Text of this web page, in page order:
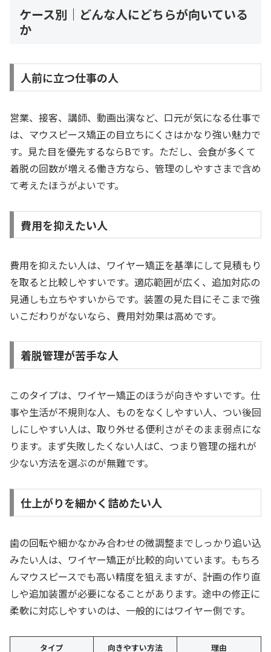
ケース別｜どんな人にどちらが向いている
か
人前に立つ仕事の人
営業、接客、講師、動画出演など、口元が気になる仕事で
は、マウスピース矯正の目立ちにくさはかなり強い魅力で
す。見た目を優先するならBです。ただし、会食が多くて
着脱の回数が増える働き方なら、管理のしやすさまで含め
て考えたほうがよいです。
費用を抑えたい人
費用を抑えたい人は、ワイヤー矯正を基準にして見積もり
を取ると比較しやすいです。適応範囲が広く、追加対応の
見通しも立ちやすいからです。装置の見た目にそこまで強
いこだわりがないなら、費用対効果は高めです。
着脱管理が苦手な人
このタイプは、ワイヤー矯正のほうが向きやすいです。仕
事や生活が不規則な人、ものをなくしやすい人、つい後回
しにしやすい人は、取り外せる便利さがそのまま弱点にな
ります。まず失敗したくない人はC、つまり管理の揺れが
少ない方法を選ぶのが無難です。
仕上がりを細かく詰めたい人
歯の回転や細かなかみ合わせの微調整までしっかり追い込
みたい人は、ワイヤー矯正が比較的向いています。もちろ
んマウスピースでも高い精度を狙えますが、計画の作り直
しや追加装置が必要になることがあります。途中の修正に
柔軟に対応しやすいのは、一般的にはワイヤー側です。
タイプ 向きやすい方法 理由